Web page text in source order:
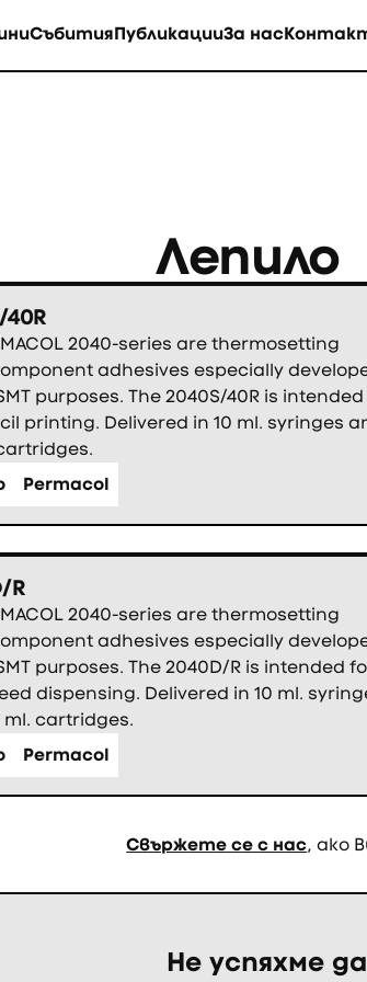
СъбитияПубликацииЗа нас
Лепило
40R
2040-series are thermosetting
adhesives especially
purposes. The 2040S/40R is intended
printing. Delivered in 10 ml. syringes
Permacol
R
2040-series are thermosetting
adhesives especially
purposes. The 2040D/R is intended
dispensing. Delivered in 10 ml.
ml. cartridges.
Permacol
Свържете се с нас, ако
Не успяхме